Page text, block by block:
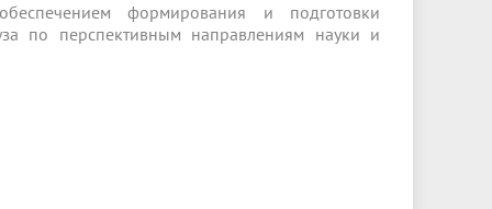
формирования и подготовки
по перспективным направлениям науки и